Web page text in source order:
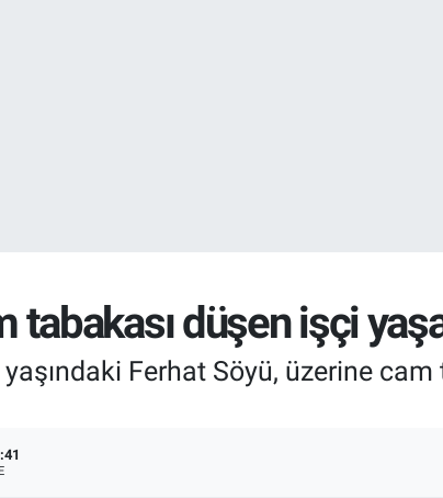
tabakası düşen işçi
Ferhat Söyü, üzerine cam